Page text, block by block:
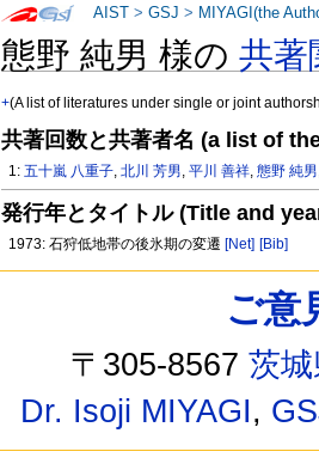
態野 純男 様の共著
+(A list of literatures under single or joint
共著回数と共著者名 (a list of
1:五十嵐 八重子,北川 芳男,平川 善祥,態野 純男
発行年とタイトル (Title and
1973: 石狩低地帯の後氷期の変遷 [Net] [Bib]
AIST >GSJ > MIYAGI(the
ご意
〒305-8567茨
Dr. Isoji MIYAGI,